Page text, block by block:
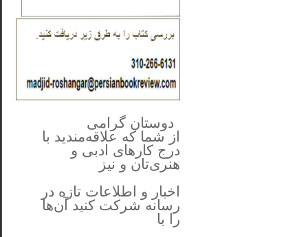
دوستان گرامی
از شما که علاقه‌مندید با
درج کارهای‌ ادبی و
هنری‌تان و نیز
اخبار و اطلاعات تازه در
رسانه شرکت کنید آن‌ها
را با